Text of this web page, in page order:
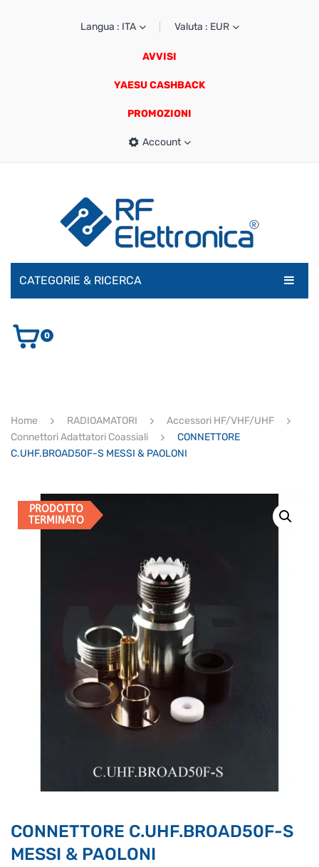
Langua : ITA Valuta : EUR
AVVISI
YAESU CASHBACK
PROMOZIONI
Account
CATEGORIE & RICERCA
AUDIO E VIDEO
ULTIMI ARRIVI
Ricerca
prodotti
0
Home RADIOAMATORI
Accessori HF/VHF/UHF
Connettori Adattatori Coassiali
CONNETTORE
C.UHF.BROAD50F-S MESSI & PAOLONI
PRODOTTO
TERMINATO
CONNETTORE C.UHF.BROAD50F-S
MESSI & PAOLONI
Supporto clienti
Ciao, Come posso aiutarti?
Puoi chiedermi informazioni generali o specifiche su certi